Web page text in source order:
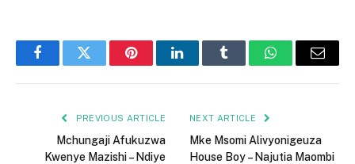
FacebookTwitter PinterestLinkedInTumblr WhatsAppEmail
PREVIOUS ARTICLE
Mchungaji Afukuzwa
Kwenye Mazishi – Ndiye
NEXT ARTICLE
Mke Msomi Alivyonigeuza
House Boy – Najutia Maombi